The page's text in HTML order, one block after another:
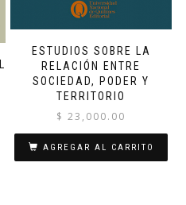
ESTUDIOS SOBRE LA
RELACIÓN ENTRE
SOCIEDAD, PODER Y
TERRITORIO
$ 23,000.00
AGREGAR AL CARRITO